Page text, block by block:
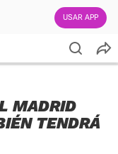
USAR APP
MADRID
TENDRÁ